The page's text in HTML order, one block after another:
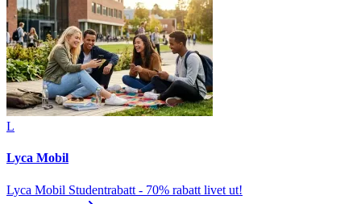
L
Lyca Mobil
Lyca Mobil Studentrabatt - 70% rabatt livet ut!